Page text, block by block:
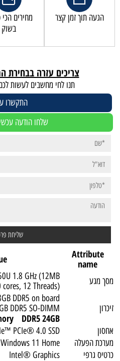
הגעה תוך זמן קצר
מחירים הכי
בשוק
צריכים עזרה
תנו לחי מחשבים לעשות
התקשרו
שלחו הודעה
Attribute
name
מסך מגע
1.8 GHz (12MB
12 Threads)
זיכרון
DDR5 on board
DDR5 SO-DIMM
DDR5 24GB
אחסון
PCIe® 4.0 SSD
מערכת הפעלה
Windows 11 Home
כרטיס גרפי
Intel® Graphics